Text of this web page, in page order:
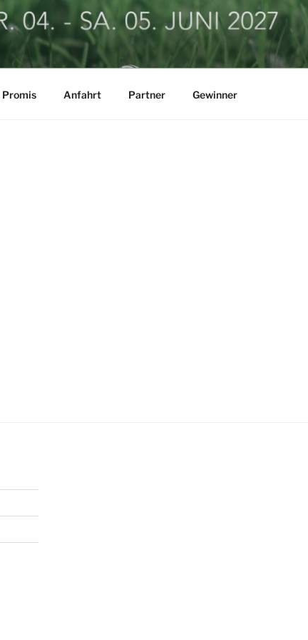
BUSINESSCUP
Promis Anfahrt Partner Gewinner